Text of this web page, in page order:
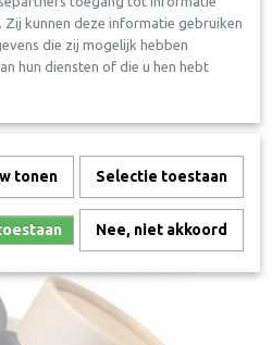
kunnen deze informatie gebruiken
die zij mogelijk hebben
hun diensten of die u hen hebt
tonen Selectie toestaan
Nee, niet akkoord